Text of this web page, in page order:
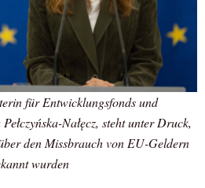
für Entwicklungsfonds und
Nałęcz, steht unter Druck,
den Missbrauch von EU-Geldern
wurden